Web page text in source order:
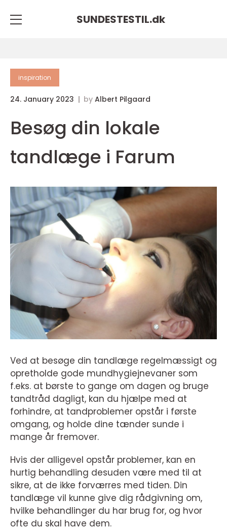
SUNDESTESTIL.dk
inspiration
24. January 2023 by Albert Pilgaard
Besøg din lokale
tandlæge i Farum
Ved at besøge din tandlæge regelmæssigt og
opretholde gode mundhygiejnevaner som
f.eks. at børste to gange om dagen og bruge
tandtråd dagligt, kan du hjælpe med at
forhindre, at tandproblemer opstår i første
omgang, og holde dine tænder sunde i
mange år fremover.
Hvis der alligevel opstår problemer, kan en
hurtig behandling desuden være med til at
sikre, at de ikke forværres med tiden. Din
tandlæge vil kunne give dig rådgivning om,
hvilke behandlinger du har brug for, og hvor
ofte du skal have dem.